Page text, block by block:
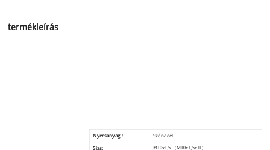
termékleírás
Nyersanyag : Szénacél
Sizs: M10x1,5 （M10x1,5x11）